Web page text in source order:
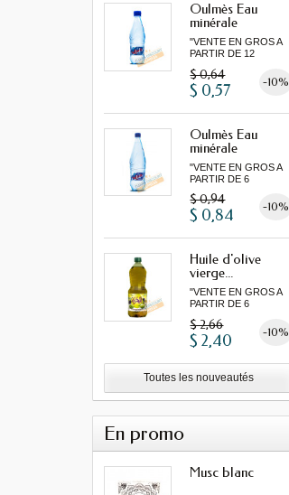
Oulmès Eau
minérale
gazeuse...
"VENTE EN GROS A
PARTIR DE 12
$ 0,64 -10%
$ 0,57
Oulmès Eau
minérale
gazeuse...
"VENTE EN GROS A
PARTIR DE 6
$ 0,94 -10%
$ 0,84
Huile d'olive
vierge...
"VENTE EN GROS A
PARTIR DE 6
$ 2,66 -10%
$ 2,40
Toutes les nouveautés
En promo
Musc blanc